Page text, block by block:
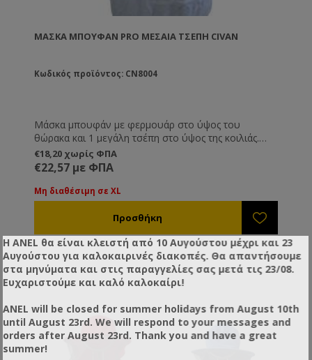
ΜΆΣΚΑ ΜΠΟΥΦΆΝ PRO ΜΕΣΑΊΑ ΤΣΈΠΗ CIVAN
Κωδικός προϊόντος: CN8004
Μάσκα μπουφάν με φερμουάρ στο ύψος του
θώρακα και 1 μεγάλη τσέπη στο ύψος της κοιλιάς.
Διατίθεται σε μεγέθη M, L XL και XXL.
€18,20 χωρίς ΦΠΑ
€22,57 με ΦΠΑ
Μη διαθέσιμη σε XL
Η ANEL θα είναι κλειστή από 10 Αυγούστου μέχρι και 23
Αυγούστου για καλοκαιρινές διακοπές. Θα απαντήσουμε
στα μηνύματα και στις παραγγελίες σας μετά τις 23/08.
Ευχαριστούμε και καλό καλοκαίρι!
ANEL will be closed for summer holidays from August 10th
until August 23rd. We will respond to your messages and
orders after August 23rd. Thank you and have a great
summer!